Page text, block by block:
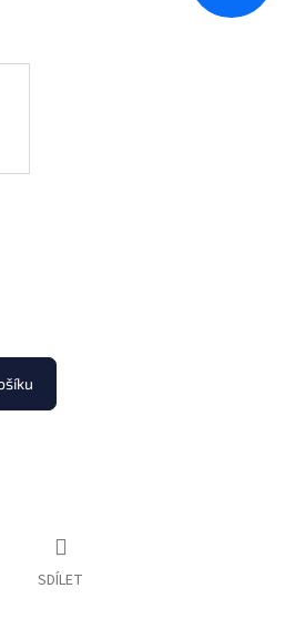
SDÍLET